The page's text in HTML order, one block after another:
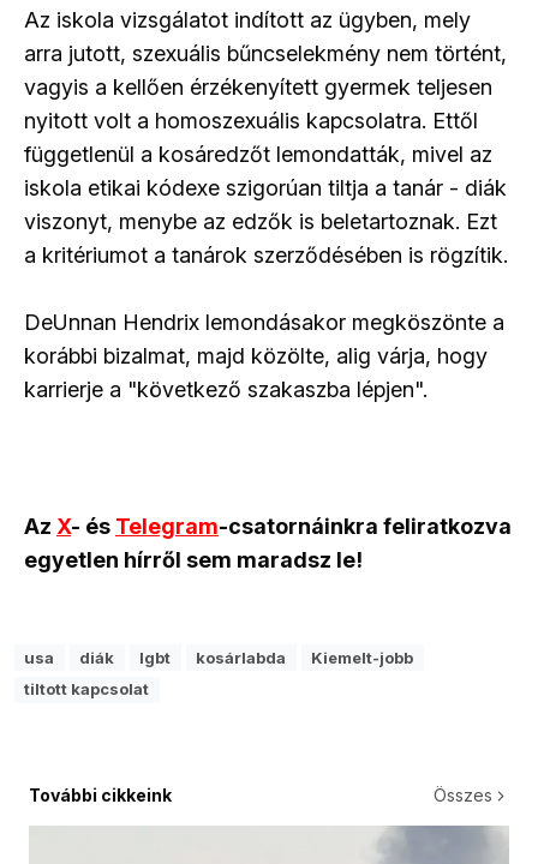
Az iskola vizsgálatot indított az ügyben, mely
arra jutott, szexuális bűncselekmény nem történt,
vagyis a kellően érzékenyített gyermek teljesen
nyitott volt a homoszexuális kapcsolatra. Ettől
függetlenül a kosáredzőt lemondatták, mivel az
iskola etikai kódexe szigorúan tiltja a tanár - diák
viszonyt, menybe az edzők is beletartoznak. Ezt
a kritériumot a tanárok szerződésében is rögzítik.
DeUnnan Hendrix lemondásakor megköszönte a
korábbi bizalmat, majd közölte, alig várja, hogy
karrierje a "következő szakaszba lépjen".
Az X- és Telegram-csatornáinkra feliratkozva
egyetlen hírről sem maradsz le!
usa diák lgbt kosárlabda
Kiemelt-jobb
tiltott kapcsolat
További cikkeink Összes